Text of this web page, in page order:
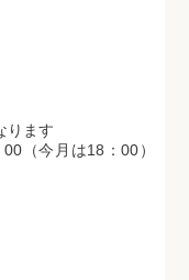
ります
（今月は18：00）